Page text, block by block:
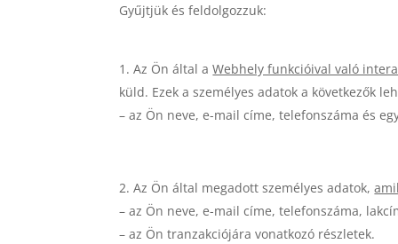
Gyűjtjük és feldolgozzuk:
Az Ön által aWebhely funkcióival való
küld. Ezek a személyes adatok a következők
– az Ön neve, e-mail címe, telefonszáma és
Az Ön által megadott személyes adatok,
– az Ön neve, e-mail címe, telefonszáma,
– az Ön tranzakciójára vonatkozó részletek.